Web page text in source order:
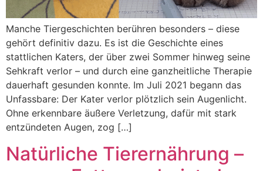
Manche Tiergeschichten berühren besonders – diese
gehört definitiv dazu. Es ist die Geschichte eines
stattlichen Katers, der über zwei Sommer hinweg seine
Sehkraft verlor – und durch eine ganzheitliche Therapie
dauerhaft gesunden konnte. Im Juli 2021 begann das
Unfassbare: Der Kater verlor plötzlich sein Augenlicht.
Ohne erkennbare äußere Verletzung, dafür mit stark
entzündeten Augen, zog […]
Natürliche Tierernährung –